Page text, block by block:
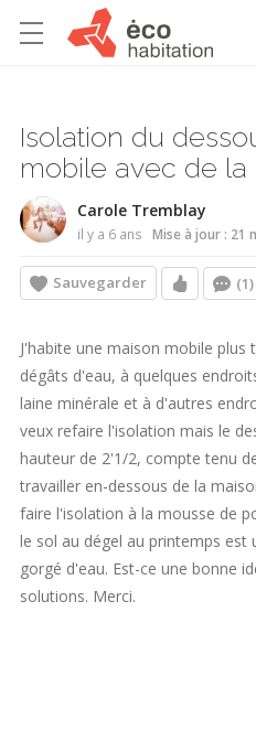
Isolation du
mobile avec de la
Carole Tremblay
il y a 6 ans Mise à jour : 21
Sauvegarder (1)
J'habite une maison mobile plus
dégâts d'eau, à quelques
laine minérale et à d'autres
veux refaire l'isolation mais le
hauteur de 2'1/2, compte tenu
travailler en-dessous de la
faire l'isolation à la mousse de
le sol au dégel au printemps est
gorgé d'eau. Est-ce une bonne
solutions. Merci.